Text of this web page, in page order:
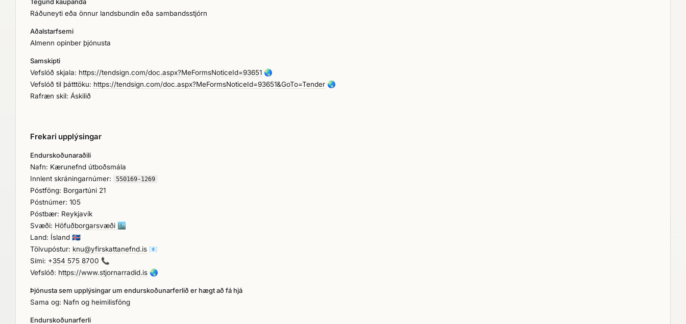
Ráðuneyti eða önnur landsbundin eða sambandsstjórn
Aðalstarfsemi
Almenn opinber þjónusta
Samskipti
Vefslóð skjala: https://tendsign.com/doc.aspx?MeFormsNoticeId=93651 🌏
Vefslóð til þátttöku: https://tendsign.com/doc.aspx?MeFormsNoticeId=93651&GoTo=Tender 🌏
Rafræn skil: Áskilið
Frekari upplýsingar
Endurskoðunaraðili
Nafn: Kærunefnd útboðsmála
Innlent skráningarnúmer:
550169-1269
Póstföng: Borgartúni 21
Póstnúmer: 105
Póstbær: Reykjavík
Svæði: Höfuðborgarsvæði 🏙️
Land: Ísland 🇮🇸
Tölvupóstur: knu@yfirskattanefnd.is 📧
Sími: +354 575 8700 📞
Vefslóð: https://www.stjornarradid.is 🌏
Þjónusta sem upplýsingar um endurskoðunarferlið er hægt að fá hjá
Sama og: Nafn og heimilisföng
Endurskoðunarferli